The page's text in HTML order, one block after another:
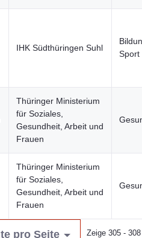
IHK Südthüringen Suhl
Sport
Thüringer Ministerium
für Soziales,
Gesundheit, Arbeit und
Frauen
Thüringer Ministerium
für Soziales,
Gesundheit, Arbeit und
Frauen
pro Seite Zeige 305 -